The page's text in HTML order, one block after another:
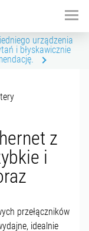
urządzenia
i błyskawicznie
z
i
przełączników
idealnie